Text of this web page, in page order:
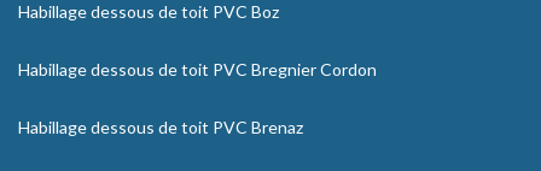
Habillage dessous de toit PVC Boz
Habillage dessous de toit PVC Bregnier Cordon
Habillage dessous de toit PVC Brenaz